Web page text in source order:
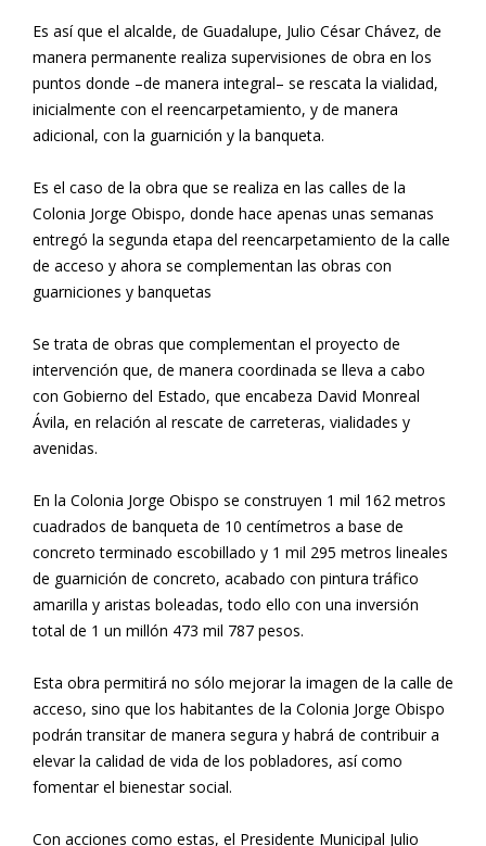
Es así que el alcalde, de Guadalupe, Julio César Chávez, de
manera permanente realiza supervisiones de obra en los
puntos donde –de manera integral– se rescata la vialidad,
inicialmente con el reencarpetamiento, y de manera
adicional, con la guarnición y la banqueta.
Es el caso de la obra que se realiza en las calles de la
Colonia Jorge Obispo, donde hace apenas unas semanas
entregó la segunda etapa del reencarpetamiento de la calle
de acceso y ahora se complementan las obras con
guarniciones y banquetas
Se trata de obras que complementan el proyecto de
intervención que, de manera coordinada se lleva a cabo
con Gobierno del Estado, que encabeza David Monreal
Ávila, en relación al rescate de carreteras, vialidades y
avenidas.
En la Colonia Jorge Obispo se construyen 1 mil 162 metros
cuadrados de banqueta de 10 centímetros a base de
concreto terminado escobillado y 1 mil 295 metros lineales
de guarnición de concreto, acabado con pintura tráfico
amarilla y aristas boleadas, todo ello con una inversión
total de 1 un millón 473 mil 787 pesos.
Esta obra permitirá no sólo mejorar la imagen de la calle de
acceso, sino que los habitantes de la Colonia Jorge Obispo
podrán transitar de manera segura y habrá de contribuir a
elevar la calidad de vida de los pobladores, así como
fomentar el bienestar social.
Con acciones como estas, el Presidente Municipal Julio